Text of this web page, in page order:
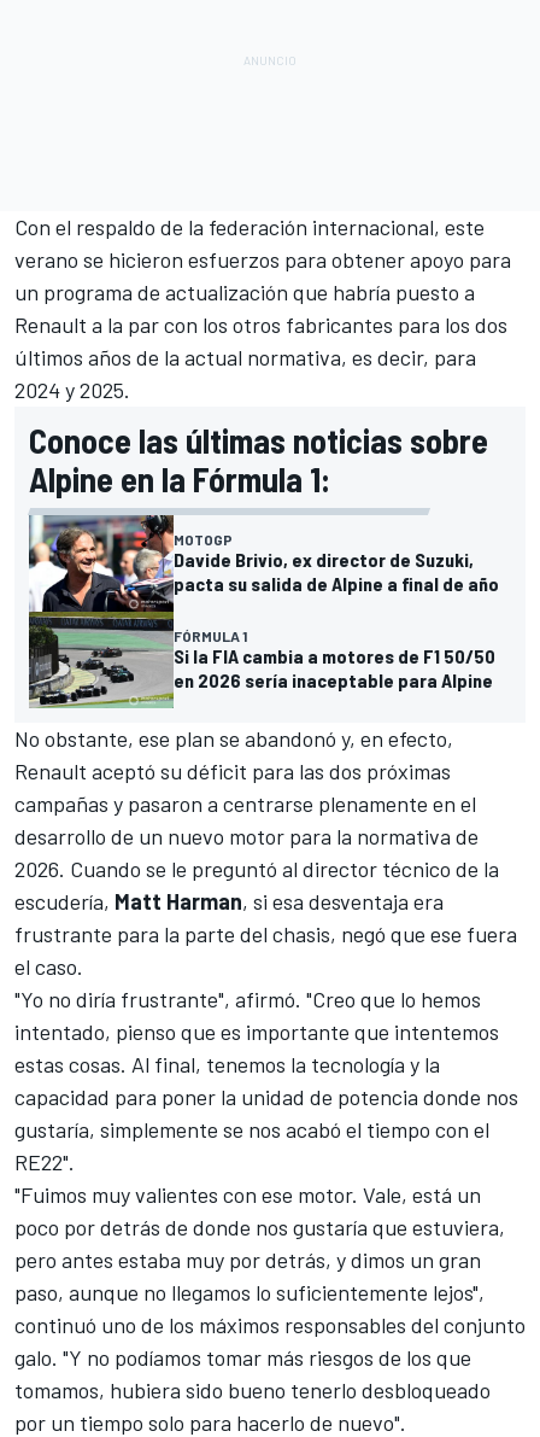
Con el respaldo de la federación internacional, este
verano se hicieron esfuerzos para obtener apoyo para
un programa de actualización que habría puesto a
Renault a la par con los otros fabricantes para los dos
últimos años de la actual normativa, es decir, para
2024 y 2025.
Conoce las últimas noticias sobre
Alpine en la Fórmula 1:
MOTOGP
Davide Brivio, ex director de Suzuki,
pacta su salida de Alpine a final de año
FÓRMULA 1
Si la FIA cambia a motores de F1 50/50
en 2026 sería inaceptable para Alpine
No obstante, ese plan se abandonó y, en efecto,
Renault aceptó su déficit para las dos próximas
campañas y pasaron a centrarse plenamente en el
desarrollo de un nuevo motor para la normativa de
2026. Cuando se le preguntó al director técnico de la
escudería, Matt Harman, si esa desventaja era
frustrante para la parte del chasis, negó que ese fuera
el caso.
"Yo no diría frustrante", afirmó. "Creo que lo hemos
intentado, pienso que es importante que intentemos
estas cosas. Al final, tenemos la tecnología y la
capacidad para poner la unidad de potencia donde nos
gustaría, simplemente se nos acabó el tiempo con el
RE22".
"Fuimos muy valientes con ese motor. Vale, está un
poco por detrás de donde nos gustaría que estuviera,
pero antes estaba muy por detrás, y dimos un gran
paso, aunque no llegamos lo suficientemente lejos",
continuó uno de los máximos responsables del conjunto
galo. "Y no podíamos tomar más riesgos de los que
tomamos, hubiera sido bueno tenerlo desbloqueado
por un tiempo solo para hacerlo de nuevo".